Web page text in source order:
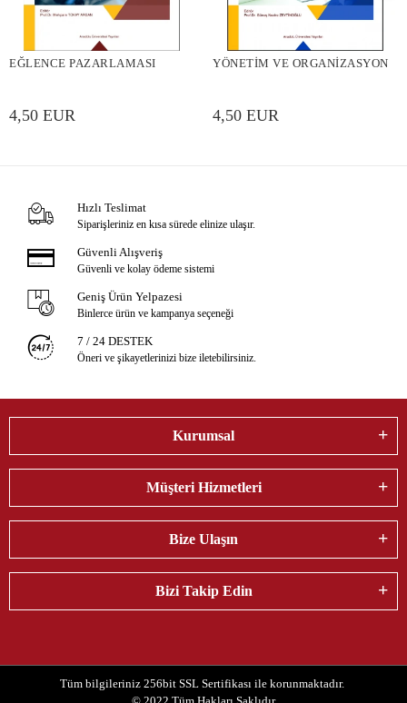
EĞLENCE PAZARLAMASI
4,50 EUR
YÖNETİM VE ORGANİZASYON
4,50 EUR
Hızlı Teslimat
Siparişleriniz en kısa sürede elinize ulaşır.
Güvenli Alışveriş
Güvenli ve kolay ödeme sistemi
Geniş Ürün Yelpazesi
Binlerce ürün ve kampanya seçeneği
7 / 24 DESTEK
Öneri ve şikayetlerinizi bize iletebilirsiniz.
Kurumsal
Müşteri Hizmetleri
Bize Ulaşın
Bizi Takip Edin
Tüm bilgileriniz 256bit SSL Sertifikası ile korunmaktadır.